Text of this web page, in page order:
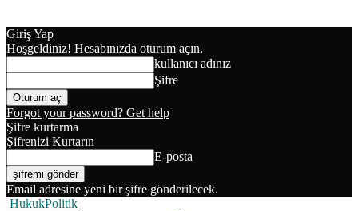
Giriş Yap
Hoşgeldiniz! Hesabınızda oturum açın.
kullanıcı adınız
Şifre
Forgot your password? Get help
Şifre kurtarma
Şifrenizi Kurtarın
E-posta
Email adresine yeni bir şifre gönderilecek.
HukukPolitik